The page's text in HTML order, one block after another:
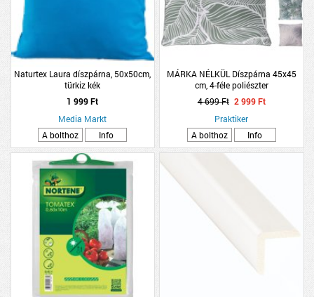
Naturtex Laura díszpárna, 50x50cm,
türkiz kék
1 999 Ft
Media Markt
A bolthoz
Info
MÁRKA NÉLKÜL Díszpárna 45x45
cm, 4-féle poliészter
4 699 Ft 2 999 Ft
Praktiker
A bolthoz
Info